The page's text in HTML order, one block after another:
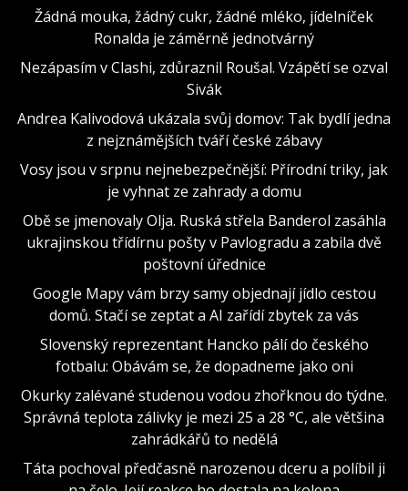
Žádná mouka, žádný cukr, žádné mléko, jídelníček
Ronalda je záměrně jednotvárný
Nezápasím v Clashi, zdůraznil Roušal. Vzápětí se ozval
Sivák
Andrea Kalivodová ukázala svůj domov: Tak bydlí jedna
z nejznámějších tváří české zábavy
Vosy jsou v srpnu nejnebezpečnější: Přírodní triky, jak
je vyhnat ze zahrady a domu
Obě se jmenovaly Olja. Ruská střela Banderol zasáhla
ukrajinskou třídírnu pošty v Pavlogradu a zabila dvě
poštovní úřednice
Google Mapy vám brzy samy objednají jídlo cestou
domů. Stačí se zeptat a AI zařídí zbytek za vás
Slovenský reprezentant Hancko pálí do českého
fotbalu: Obávám se, že dopadneme jako oni
Okurky zalévané studenou vodou zhořknou do týdne.
Správná teplota zálivky je mezi 25 a 28 °C, ale většina
zahrádkářů to nedělá
Táta pochoval předčasně narozenou dceru a políbil ji